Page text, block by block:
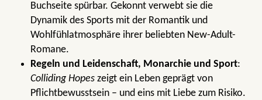
Buchseite spürbar. Gekonnt verwebt sie die
Dynamik des Sports mit der Romantik und
Wohlfühlatmosphäre ihrer beliebten New-Adult-
Romane.
Regeln und Leidenschaft, Monarchie und Sport:
Colliding Hopes zeigt ein Leben geprägt von
Pflichtbewusstsein – und eins mit Liebe zum Risiko.